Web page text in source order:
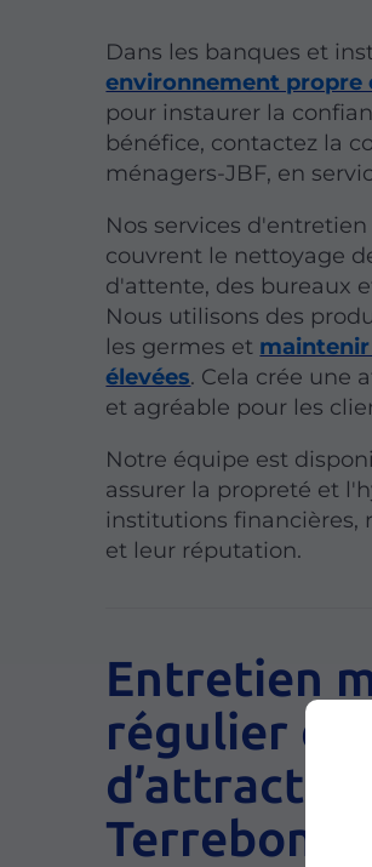
Dans les banques et
environnement propre
pour instaurer la
bénéfice, contactez la
ménagers-JBF, en
Nos services
couvrent le nettoyage
d'attente, des bureaux
Nous utilisons des
les germes et
élevées. Cela crée une
et agréable pour les
Notre équipe est
assurer la propreté et
institutions financières,
et leur réputation.
Entretien
régulier
Terrebonne